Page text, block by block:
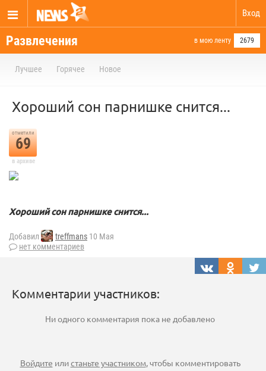
Вход
Развлечения в мою ленту 2679
Лучшее Горячее Новое
Хороший сон парнишке снится...
отметили
69
в архиве
Хороший сон парнишке снится...
Добавил treffmans 10 Мая
нет комментариев
Комментарии участников:
Ни одного комментария пока не добавлено
Войдите илистаньте участником, чтобы комментировать